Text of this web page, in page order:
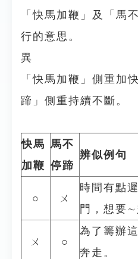
「快馬加鞭」及「馬
行的意思。
異
「快馬加鞭」側重加
蹄」側重持續不斷。
快馬
加鞭
馬不
停蹄
辨似例句
○ ㄨ
時間有點
門，想要∼
ㄨ ○
為了籌辦
奔走。